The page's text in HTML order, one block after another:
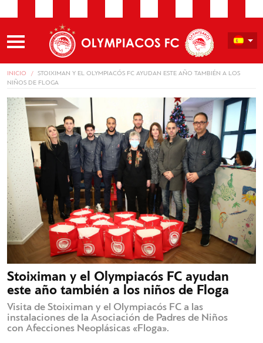
INICIO
STOIXIMAN Y EL OLYMPIACÓS FC AYUDAN ESTE AÑO TAMBIÉN A LOS
NIÑOS DE FLOGA
Stoiximan y el Olympiacós FC ayudan
este año también a los niños de Floga
Visita de Stoiximan y el Olympiacós FC a las
instalaciones de la Asociación de Padres de Niños
con Afecciones Neoplásicas «Floga».